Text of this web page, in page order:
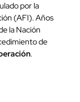
por la
(AFI). Años
la Nación
de
.